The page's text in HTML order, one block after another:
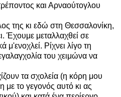
και Αρναούτογλου
της κι εδώ στη Θεσσαλονίκη,
Έχουμε μεταλλαχθεί σε
Ρίχνει λίγο τη
του χειμώνα να
τα σχολεία (η κόρη μου
με το γεγονός αυτό κι ας